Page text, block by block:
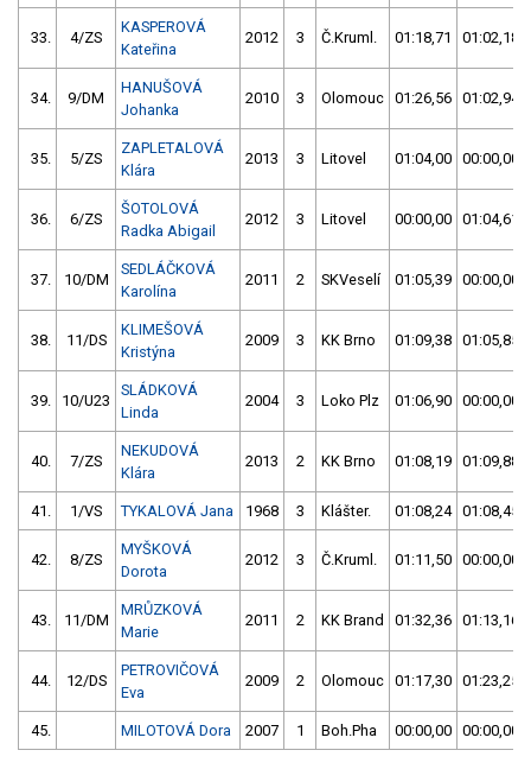
33. 4/ZS
KASPEROVÁ
Kateřina
2012 3 Č.Kruml. 01:18,71 01:02,18
34. 9/DM
HANUŠOVÁ
Johanka
2010 3 Olomouc 01:26,56 01:02,94
35. 5/ZS
ZAPLETALOVÁ
Klára
2013 3 Litovel 01:04,00 00:00,00
36. 6/ZS
ŠOTOLOVÁ
Radka Abigail
2012 3 Litovel 00:00,00 01:04,61
37. 10/DM
SEDLÁČKOVÁ
Karolína
2011 2 SKVeselí 01:05,39 00:00,00
38. 11/DS
KLIMEŠOVÁ
Kristýna
2009 3 KK Brno 01:09,38 01:05,85
39. 10/U23
SLÁDKOVÁ
Linda
2004 3 Loko Plz 01:06,90 00:00,00
40. 7/ZS
NEKUDOVÁ
Klára
2013 2 KK Brno 01:08,19 01:09,88
41. 1/VS TYKALOVÁ Jana 1968 3 Klášter. 01:08,24 01:08,45
42. 8/ZS
MYŠKOVÁ
Dorota
2012 3 Č.Kruml. 01:11,50 00:00,00
43. 11/DM
MRŮZKOVÁ
Marie
2011 2 KK Brand 01:32,36 01:13,16
44. 12/DS
PETROVIČOVÁ
Eva
2009 2 Olomouc 01:17,30 01:23,25
45. MILOTOVÁ Dora 2007 1 Boh.Pha 00:00,00 00:00,00